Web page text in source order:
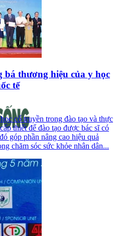
thương hiệu của y học
tế
cổ truyền trong đào tạo và thực
thiết để đào tạo được bác sĩ có
góp phần nâng cao hiệu quả
chăm sóc sức khỏe nhân dân...